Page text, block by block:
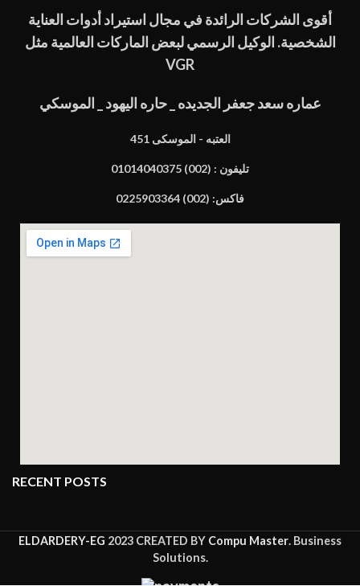
أقوى الشركات الرائدة في مجال استيراد أدوات العناية
الشخصية. الوكيل الرسمي لبعض الماركات العالمية مثل
VGR
عماره سعد جعفر الجديده _ حاره اليهود _ الموسكي
451 العتبه - الموسكى
تليفون : (002) 01014040375
فاكس: (002) 0225903364
RECENT POSTS
ELDARDERY-EG 2023 CREATED BY Compu Master. Business
Solutions.